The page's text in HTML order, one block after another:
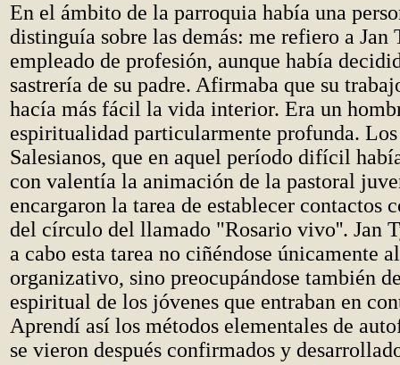
En el ámbito de la parroquia había una
distinguía sobre las demás: me refiero a Jan
empleado de profesión, aunque había
sastrería de su padre. Afirmaba que su
hacía más fácil la vida interior. Era un
espiritualidad particularmente profunda. Los
Salesianos, que en aquel período difícil
con valentía la animación de la pastoral
encargaron la tarea de establecer contactos
del círculo del llamado "Rosario vivo''. Jan
a cabo esta tarea no ciñéndose únicamente
organizativo, sino preocupándose también
espiritual de los jóvenes que entraban en
Aprendí así los métodos elementales de
se vieron después confirmados y